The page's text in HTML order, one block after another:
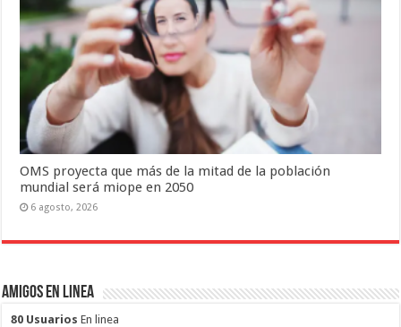
OMS proyecta que más de la mitad de la población
mundial será miope en 2050
6 agosto, 2026
Amigos en Linea
80 Usuarios En linea